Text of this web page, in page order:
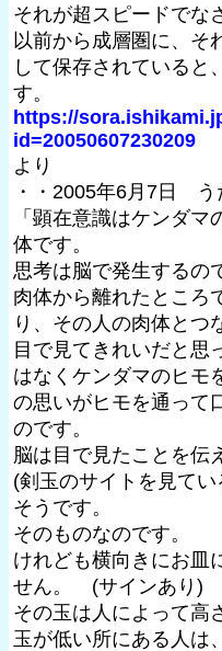
それが超スピードでな
以前から成層圏に、そ
して保存されていると
す。
https://
id=20050607230209
より
・・2005年6月7日 う
「顕在意識はケンダ
体です。
思考は脳で発生するの
肉体から離れたところ
り、その人の肉体とつ
目で見てきれいだと思
はなくケンダマのヒモ
の思いがヒモを通っ
のです。
脳は目で見たことを伝
(剣玉のサイトを見て
そうです。
そのものなのです。
けれども横向きにお皿
せん。 (サインあり)
その玉は人によって高
玉が低い所にある人は